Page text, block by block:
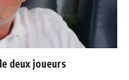
deux joueurs